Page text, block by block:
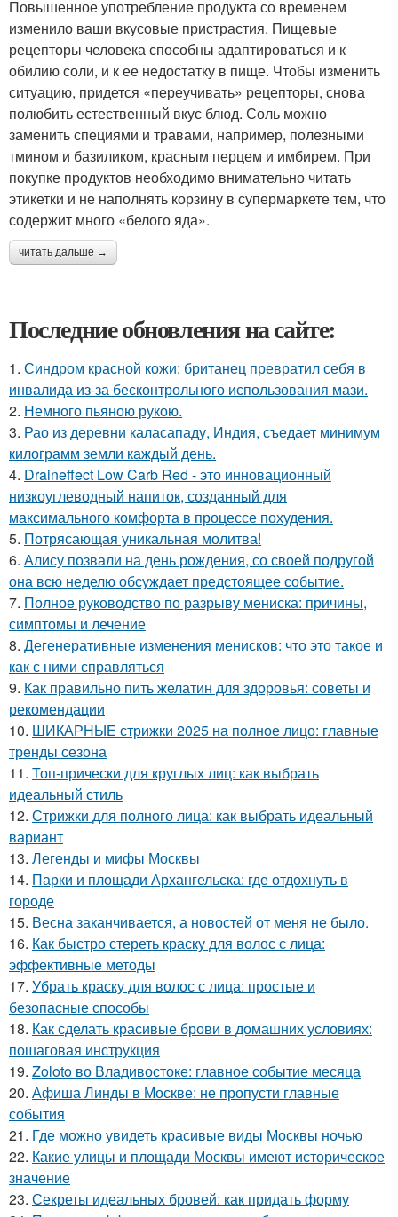
Повышенное употребление продукта со временем
изменило ваши вкусовые пристрастия. Пищевые
рецепторы человека способны адаптироваться и к
обилию соли, и к ее недостатку в пище. Чтобы изменить
ситуацию, придется «переучивать» рецепторы, снова
полюбить естественный вкус блюд. Соль можно
заменить специями и травами, например, полезными
тмином и базиликом, красным перцем и имбирем. При
покупке продуктов необходимо внимательно читать
этикетки и не наполнять корзину в супермаркете тем, что
содержит много «белого яда».
читать дальше →
Последние обновления на сайте:
1. Синдром красной кожи: британец превратил себя в
инвалида из-за бесконтрольного использования мази.
2. Немного пьяною рукою.
3. Рао из деревни каласападу, Индия, съедает минимум
килограмм земли каждый день.
4. Draineffect Low Carb Red - это инновационный
низкоуглеводный напиток, созданный для
максимального комфорта в процессе похудения.
5. Потрясающая уникальная молитва!
6. Алису позвали на день рождения, со своей подругой
она всю неделю обсуждает предстоящее событие.
7. Полное руководство по разрыву мениска: причины,
симптомы и лечение
8. Дегенеративные изменения менисков: что это такое и
как с ними справляться
9. Как правильно пить желатин для здоровья: советы и
рекомендации
10. ШИКАРНЫЕ стрижки 2025 на полное лицо: главные
тренды сезона
11. Топ-прически для круглых лиц: как выбрать
идеальный стиль
12. Стрижки для полного лица: как выбрать идеальный
вариант
13. Легенды и мифы Москвы
14. Парки и площади Архангельска: где отдохнуть в
городе
15. Весна заканчивается, а новостей от меня не было.
16. Как быстро стереть краску для волос с лица:
эффективные методы
17. Убрать краску для волос с лица: простые и
безопасные способы
18. Как сделать красивые брови в домашних условиях:
пошаговая инструкция
19. Zoloto во Владивостоке: главное событие месяца
20. Афиша Линды в Москве: не пропусти главные
события
21. Где можно увидеть красивые виды Москвы ночью
22. Какие улицы и площади Москвы имеют историческое
значение
23. Секреты идеальных бровей: как придать форму